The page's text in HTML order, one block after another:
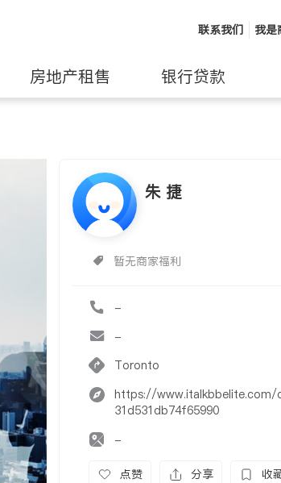
联系我们 我是
房地产租售 银行贷款
朱 捷
暂无商家福利
-
-
Toronto
https://www.italkbbelite.com/
31d531db74f65990
-
点赞 分享 收